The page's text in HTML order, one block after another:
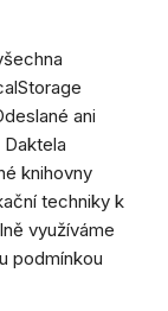
ani
knihovny
techniky k
využíváme
podmínkou